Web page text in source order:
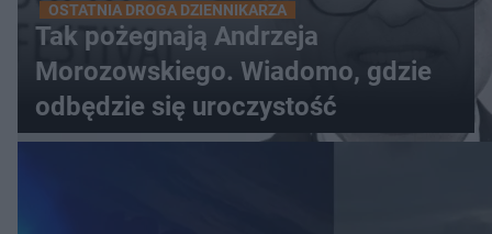
OSTATNIA DROGA DZIENNIKARZA
Tak pożegnają Andrzeja
Morozowskiego. Wiadomo, gdzie
odbędzie się uroczystość